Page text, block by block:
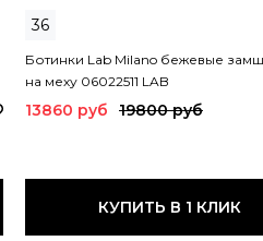
36
Ботинки Lab Milano бежевые
на меху 06022511 LAB
13860 руб 19800 руб
КУПИТЬ В 1 КЛИК